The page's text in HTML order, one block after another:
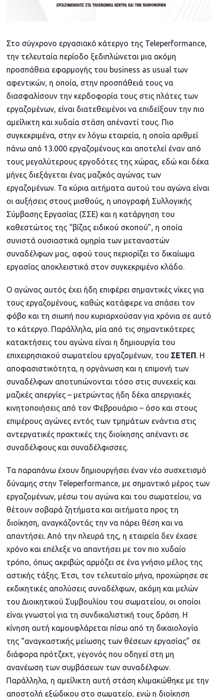
Στο σύγχρονο εργασιακό κάτεργο της Teleperformance,
την τελευταία περίοδο ξεδιπλώνεται μια ακόμη
προσπάθεια εφαρμογής του business as usual των
αφεντικών, η οποία, στην προσπάθειά τους να
διασφαλίσουν την κερδοφορία τους στις πλάτες των
εργαζομένων, είναι διατεθειμένοι να επιδείξουν την πιο
αμείλικτη και χυδαία στάση απέναντί τους. Πιο
συγκεκριμένα, στην εν λόγω εταιρεία, η οποία αριθμεί
πάνω από 13.000 εργαζομένους και αποτελεί έναν από
τους μεγαλύτερους εργοδότες της χώρας, εδώ και δέκα
μήνες διεξάγεται ένας μαζικός αγώνας των
εργαζομένων. Τα κύρια αιτήματα αυτού του αγώνα είναι
οι αυξήσεις στους μισθούς, η υπογραφή Συλλογικής
Σύμβασης Εργασίας (ΣΣΕ) και η κατάργηση του
καθεστώτος της “βίζας ειδικού σκοπού”, η οποία
συνιστά ουσιαστικά ομηρία των μεταναστών
συναδέλφων μας, αφού τους περιορίζει το δικαίωμα
εργασίας αποκλειστικά στον συγκεκριμένο κλάδο.
Ο αγώνας αυτός έχει ήδη επιφέρει σημαντικές νίκες για
τους εργαζομένους, καθώς κατάφερε να σπάσει τον
φόβο και τη σιωπή που κυριαρχούσαν για χρόνια σε αυτό
το κάτεργο. Παράλληλα, μία από τις σημαντικότερες
κατακτήσεις του αγώνα είναι η δημιουργία του
επιχειρησιακού σωματείου εργαζομένων, του ΣΕΤΕΠ . Η
αποφασιστικότητα, η οργάνωση και η επιμονή των
συναδέλφων αποτυπώνονται τόσο στις συνεχείς και
μαζικές απεργίες – μετρώντας ήδη δέκα απεργιακές
κινητοποιήσεις από τον Φεβρουάριο – όσο και στους
επιμέρους αγώνες εντός των τμημάτων ενάντια στις
αντεργατικές πρακτικές της διοίκησης απέναντι σε
συναδέλφους και συναδέλφισσες.
Τα παραπάνω έχουν δημιουργήσει έναν νέο συσχετισμό
δύναμης στην Teleperformance, με σημαντικό μέρος των
εργαζομένων, μέσω του αγώνα και του σωματείου, να
θέτουν σοβαρά ζητήματα και αιτήματα προς τη
διοίκηση, αναγκάζοντάς την να πάρει θέση και να
απαντήσει. Από την πλευρά της, η εταιρεία δεν έχασε
χρόνο και επέλεξε να απαντήσει με τον πιο χυδαίο
τρόπο, όπως ακριβώς αρμόζει σε ένα γνήσιο μέλος της
αστικής τάξης. Έτσι, τον τελευταίο μήνα, προχώρησε σε
εκδικητικές απολύσεις συναδέλφων, ακόμη και μελών
του Διοικητικού Συμβουλίου του σωματείου, οι οποίοι
είναι γνωστοί για τη συνδικαλιστική τους δράση. Η
κίνηση αυτή καμουφλάρεται πίσω από τη δικαιολογία
της “αναγκαστικής μείωσης των θέσεων εργασίας” σε
διάφορα πρότζεκτ, γεγονός που οδηγεί στη μη
ανανέωση των συμβάσεων των συναδέλφων.
Παράλληλα, η αμείλικτη αυτή στάση κλιμακώθηκε με την
αποστολή εξώδικου στο σωματείο, ενώ η διοίκηση